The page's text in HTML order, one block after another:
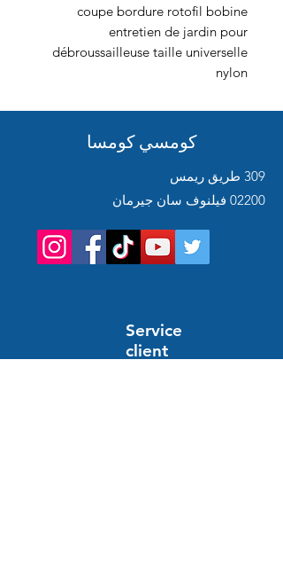
coupe bordure rotofil bobine
entretien de jardin pour
débroussailleuse taille universelle
nylon
كومسي كومسا
309 طريق ريمس
02200 فيلنوف سان جيرمان
Service
client